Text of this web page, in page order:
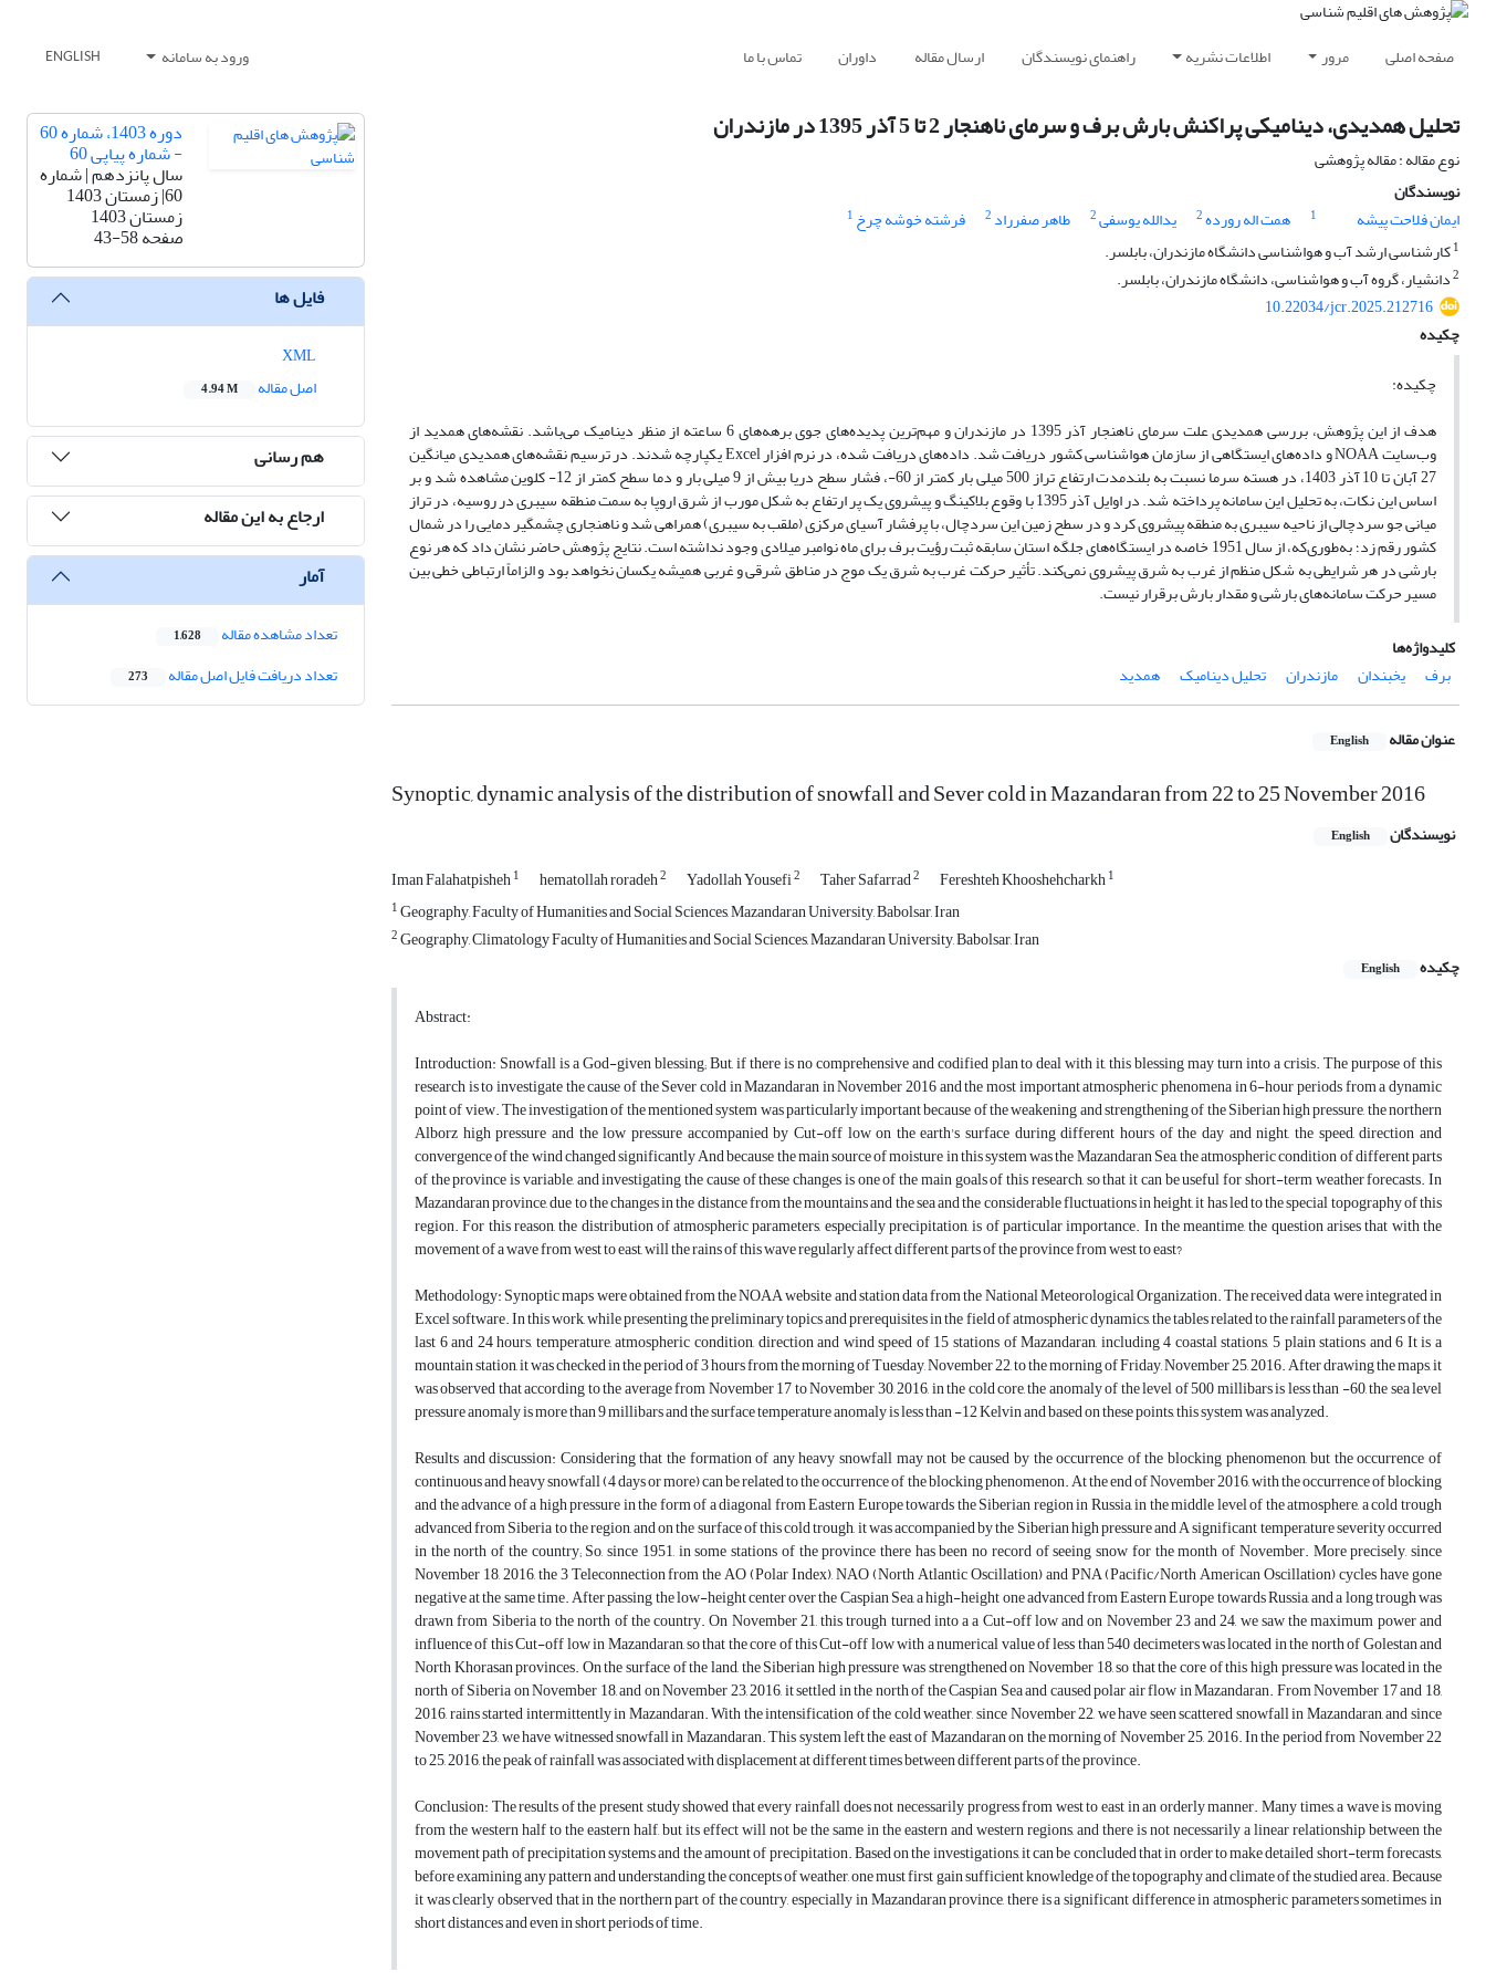
صفحه اصلی مرور اطلاعات نشریه راهنمای نویسندگان ارسال مقاله داوران تماس با ما ورود به سامانه ENGLISH
تحلیل همدیدی، دینامیکی پراکنش بارش برف و سرمای ناهنجار 2 تا 5 آذر 1395 در مازندران
نوع مقاله : مقاله پژوهشی
نویسندگان
ایمان فلاحت پیشه
1 همت اله رورده2 یدالله یوسفی2 طاهر صفرراد 2 فرشته خوشه چرخ 1
1کارشناسی ارشد آب و هواشناسی دانشگاه مازندران، بابلسر.
2دانشیار، گروه آب و هواشناسی، دانشگاه مازندران، بابلسر.
10.22034/jcr.2025.212716
چکیده
چکیده:
هدف از این پژوهش، بررسی همدیدی علت سرمای ناهنجار آذر 1395 در مازندران و مهم‌ترین پدیده‌های جوی برهه‌های 6 ساعته از منظر دینامیک می‌باشد. نقشه‌های همدید از
وب‌سایت NOAA و داده‌های ایستگاهی از سازمان هواشناسی کشور دریافت شد. داده‌های دریافت شده، در نرم افزار Excel یکپارچه شدند. در ترسیم نقشه‌های همدیدی میانگین
27 آبان تا 10 آذر 1403، در هسته سرما نسبت به بلندمدت ارتفاع تراز 500 میلی بار کمتر از 60-، فشار سطح دریا بیش از 9 میلی بار و دما سطح کمتر از 12- کلوین مشاهده شد و بر
اساس این نکات، به تحلیل این سامانه پرداخته شد. در اوایل آذر 1395 با وقوع بلاکینگ و پیشروی یک پر ارتفاع به شکل مورب از شرق اروپا به سمت منطقه سیبری در روسیه، در تراز
میانی جو سردچالی از ناحیه سیبری به منطقه پیشروی کرد و در سطح زمین این سردچال، با پرفشار آسیای مرکزی (ملقب به سیبری) همراهی شد و ناهنجاری چشمگیر دمایی را در شمال
کشور رقم زد؛ به‌طوری‌که، از سال 1951 خاصه در ایستگاه‌های جلگه استان سابقه ثبت رؤیت برف برای ماه نوامبر میلادی وجود نداشته است. نتایج پژوهش حاضر نشان داد که هر نوع
بارشی در هر شرایطی به شکل منظم از غرب به شرق پیشروی نمی‌کند. تأثیر حرکت غرب به شرق یک موج در مناطق شرقی و غربی همیشه یکسان نخواهد بود و الزاماً ارتباطی خطی بین
مسیر حرکت سامانه‌های بارشی و مقدار بارش برقرار نیست.
کلیدواژه‌ها
برف
یخبندان مازندران تحلیل دینامیک همدید
عنوان مقاله English
Synoptic, dynamic analysis of the distribution of snowfall and Sever cold in Mazandaran from 22 to 25 November 2016
نویسندگان English
Iman Falahatpisheh1 hematollah roradeh2 Yadollah Yousefi2 Taher Safarrad2 Fereshteh Khooshehcharkh1
1Geography, Faculty of Humanities and Social Sciences, Mazandaran University, Babolsar, Iran
2Geography, Climatology Faculty of Humanities and Social Sciences, Mazandaran University, Babolsar, Iran
چکیده
English
Abstract:
Introduction: Snowfall is a God-given blessing; But, if there is no comprehensive and codified plan to deal with it, this blessing may turn into a crisis. The purpose of this
research is to investigate the cause of the Sever cold in Mazandaran in November 2016 and the most important atmospheric phenomena in 6-hour periods from a dynamic
point of view. The investigation of the mentioned system was particularly important because of the weakening and strengthening of the Siberian high pressure, the northern
Alborz high pressure and the low pressure accompanied by Cut-off low on the earth's surface during different hours of the day and night, the speed, direction and
convergence of the wind changed significantly And because the main source of moisture in this system was the Mazandaran Sea, the atmospheric condition of different parts
of the province is variable, and investigating the cause of these changes is one of the main goals of this research, so that it can be useful for short-term weather forecasts. In
Mazandaran province, due to the changes in the distance from the mountains and the sea and the considerable fluctuations in height, it has led to the special topography of this
region. For this reason, the distribution of atmospheric parameters, especially precipitation, is of particular importance. In the meantime, the question arises that with the
movement of a wave from west to east, will the rains of this wave regularly affect different parts of the province from west to east?
Methodology: Synoptic maps were obtained from the NOAA website and station data from the National Meteorological Organization. The received data were integrated in
Excel software. In this work, while presenting the preliminary topics and prerequisites in the field of atmospheric dynamics, the tables related to the rainfall parameters of the
last 6 and 24 hours, temperature, atmospheric condition, direction and wind speed of 15 stations of Mazandaran, including 4 coastal stations, 5 plain stations and 6 It is a
mountain station, it was checked in the period of 3 hours from the morning of Tuesday, November 22, to the morning of Friday, November 25, 2016. After drawing the maps, it
was observed that according to the average from November 17 to November 30, 2016, in the cold core, the anomaly of the level of 500 millibars is less than -60, the sea level
pressure anomaly is more than 9 millibars and the surface temperature anomaly is less than -12 Kelvin and based on these points, this system was analyzed.
Results and discussion: Considering that the formation of any heavy snowfall may not be caused by the occurrence of the blocking phenomenon, but the occurrence of
continuous and heavy snowfall (4 days or more) can be related to the occurrence of the blocking phenomenon. At the end of November 2016, with the occurrence of blocking
and the advance of a high pressure in the form of a diagonal from Eastern Europe towards the Siberian region in Russia, in the middle level of the atmosphere, a cold trough
advanced from Siberia to the region, and on the surface of this cold trough, it was accompanied by the Siberian high pressure and A significant temperature severity occurred
in the north of the country; So, since 1951, in some stations of the province there has been no record of seeing snow for the month of November. More precisely, since
November 18, 2016, the 3 Teleconnection from the AO (Polar Index), NAO (North Atlantic Oscillation) and PNA (Pacific/North American Oscillation) cycles have gone
negative at the same time. After passing the low-height center over the Caspian Sea, a high-height one advanced from Eastern Europe towards Russia, and a long trough was
drawn from Siberia to the north of the country. On November 21, this trough turned into a a Cut-off low and on November 23 and 24, we saw the maximum power and
influence of this Cut-off low in Mazandaran, so that the core of this Cut-off low with a numerical value of less than 540 decimeters was located in the north of Golestan and
North Khorasan provinces. On the surface of the land, the Siberian high pressure was strengthened on November 18, so that the core of this high pressure was located in the
north of Siberia on November 18, and on November 23, 2016, it settled in the north of the Caspian Sea and caused polar air flow in Mazandaran. From November 17 and 18,
2016, rains started intermittently in Mazandaran. With the intensification of the cold weather, since November 22, we have seen scattered snowfall in Mazandaran, and since
November 23, we have witnessed snowfall in Mazandaran. This system left the east of Mazandaran on the morning of November 25, 2016. In the period from November 22
to 25, 2016, the peak of rainfall was associated with displacement at different times between different parts of the province.
Conclusion: The results of the present study showed that every rainfall does not necessarily progress from west to east in an orderly manner. Many times, a wave is moving
from the western half to the eastern half, but its effect will not be the same in the eastern and western regions, and there is not necessarily a linear relationship between the
movement path of precipitation systems and the amount of precipitation. Based on the investigations, it can be concluded that in order to make detailed short-term forecasts,
before examining any pattern and understanding the concepts of weather, one must first gain sufficient knowledge of the topography and climate of the studied area. Because
it was clearly observed that in the northern part of the country, especially in Mazandaran province, there is a significant difference in atmospheric parameters sometimes in
short distances and even in short periods of time.
دوره 1403، شماره 60
- شماره پیاپی 60
سال پانزدهم | شماره
60| زمستان 1403
زمستان 1403
صفحه43-58
فایل ها
اصل مقاله
4.94 M
هم رسانی
ارجاع به این مقاله
آمار
تعداد مشاهده مقاله 1,628
تعداد دریافت فایل اصل مقاله 273